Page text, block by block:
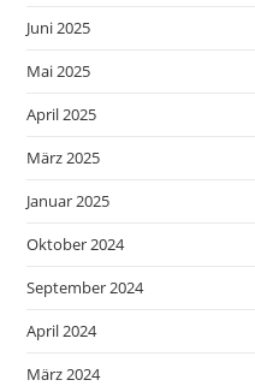
Juni 2025
Mai 2025
April 2025
März 2025
Januar 2025
Oktober 2024
September 2024
April 2024
März 2024